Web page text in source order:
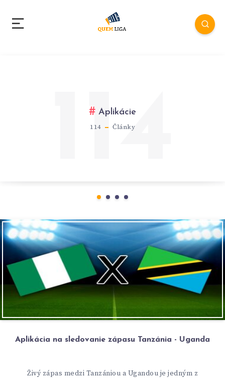
Aplikácie
114 Články
114
Aplikácia na sledovanie zápasu Tanzánia - Uganda
Živý zápas medzi Tanzániou a Ugandou je jedným z